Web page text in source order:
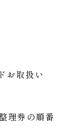
お取扱い
理券の順番